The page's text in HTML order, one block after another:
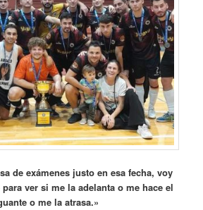
de exámenes justo en esa fecha, voy
ver si me la adelanta o me hace el
o me la atrasa.»